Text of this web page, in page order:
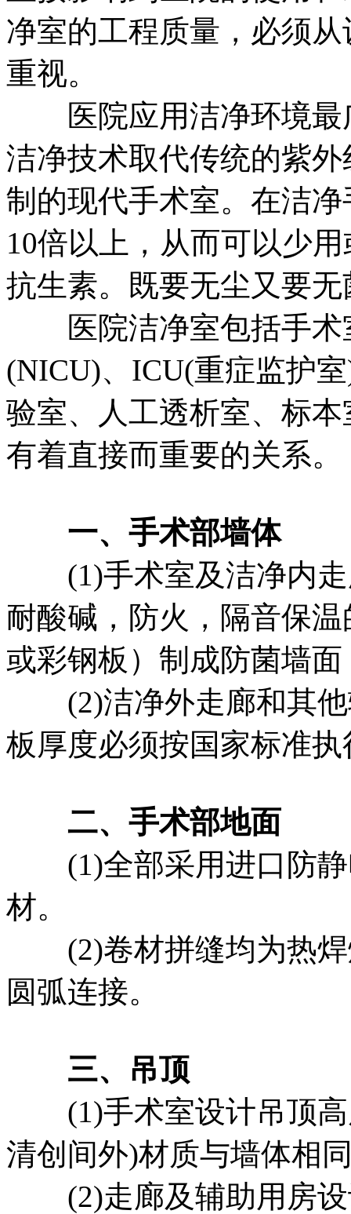
净室的工程质量，必须
重视。
医院应用洁净环境最
洁净技术取代传统的紫
制的现代手术室。在洁
10倍以上，从而可以少
抗生素。既要无尘又要
医院洁净室包括手术
(NICU)、ICU(重症监护
验室、人工透析室、标
有着直接而重要的关系。
一、手术部墙体
(1)手术室及洁净内走
耐酸碱，防火，隔音保
或彩钢板）制成防菌墙
(2)洁净外走廊和其他
板厚度必须按国家标准执
二、手术部地面
(1)全部采用进口防静
材。
(2)卷材拼缝均为热焊
圆弧连接。
三、吊顶
(1)手术室设计吊顶高
清创间外)材质与墙体相
(2)走廊及辅助用房设